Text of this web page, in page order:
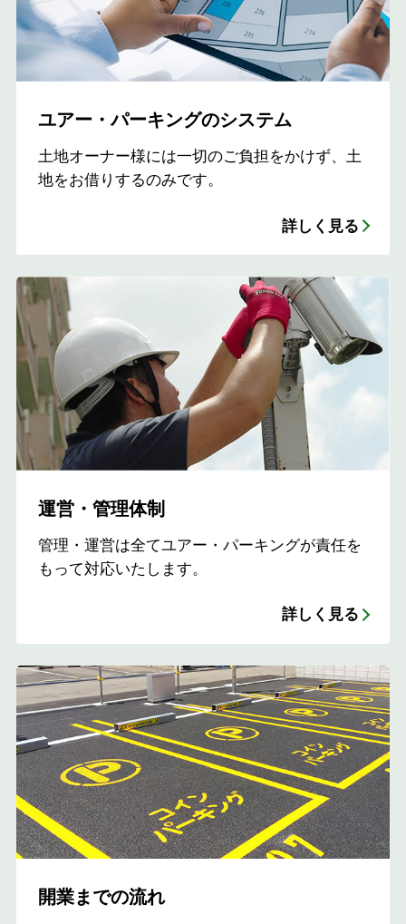
ユアー・パーキングのシステム
土地オーナー様には一切のご負担をかけず、土
地をお借りするのみです。
詳しく見る
運営・管理体制
管理・運営は全てユアー・パーキングが責任を
もって対応いたします。
詳しく見る
開業までの流れ